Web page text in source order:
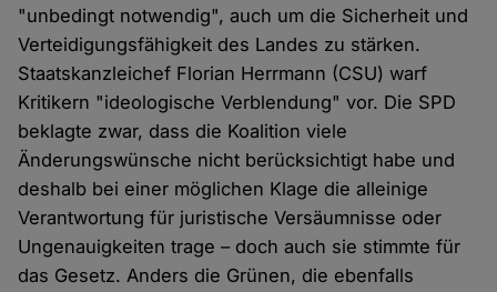
"unbedingt notwendig", auch um die Sicherheit und
Verteidigungsfähigkeit des Landes zu stärken.
Staatskanzleichef Florian Herrmann (CSU) warf
Kritikern "ideologische Verblendung" vor. Die SPD
beklagte zwar, dass die Koalition viele
Änderungswünsche nicht berücksichtigt habe und
deshalb bei einer möglichen Klage die alleinige
Verantwortung für juristische Versäumnisse oder
Ungenauigkeiten trage – doch auch sie stimmte für
das Gesetz. Anders die Grünen, die ebenfalls